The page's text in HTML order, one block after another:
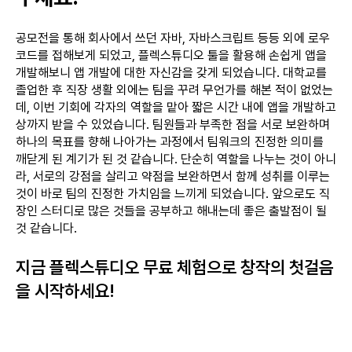
공모전을 통해 회사에서 쓰던 자바, 자바스크립트 등등 외에 로우
코드를 접해보게 되었고, 플렉스튜디오 툴을 활용해 손쉽게 앱을
개발해보니 앱 개발에 대한 자신감을 갖게 되었습니다. 대학교를
졸업한 후 직장 생활 외에는 팀을 꾸려 무언가를 해본 적이 없었는
데, 이번 기회에 각자의 역할을 맡아 짧은 시간 내에 앱을 개발하고
상까지 받을 수 있었습니다. 팀원들과 부족한 점을 서로 보완하며
하나의 목표를 향해 나아가는 과정에서 팀워크의 진정한 의미를
깨닫게 된 계기가 된 것 같습니다. 단순히 역할을 나누는 것이 아니
라, 서로의 강점을 살리고 약점을 보완하면서 함께 성취를 이루는
것이 바로 팀의 진정한 가치임을 느끼게 되었습니다. 앞으로도 직
장인 스터디로 많은 것들을 공부하고 해내는데 좋은 출발점이 될
것 같습니다.
지금 플렉스튜디오 무료 체험으로 창작의 첫걸음
을 시작하세요!